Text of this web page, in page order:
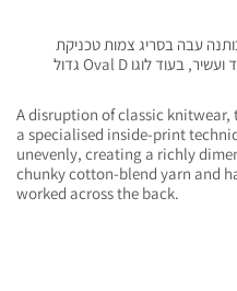
עבה בסריג צמות טכניקת
הדפסה פנימית יוצרת אפקט צבע לא אחיד ועשיר, בעוד לוגו Oval D גדול
A disruption of classic knitwear,
a specialised inside-print
unevenly, creating a richly
chunky cotton-blend yarn and
worked across the back.